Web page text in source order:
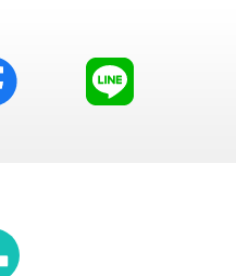
facebook